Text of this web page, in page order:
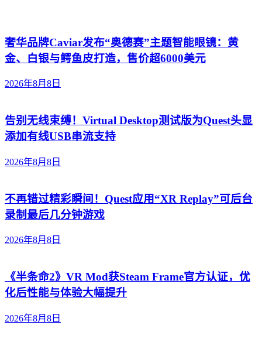
奢华品牌Caviar发布“奥德赛”主题智能眼镜：黄
金、白银与鳄鱼皮打造，售价超6000美元
2026年8月8日
告别无线束缚！Virtual Desktop测试版为Quest头显
添加有线USB串流支持
2026年8月8日
不再错过精彩瞬间！Quest应用“XR Replay”可后台
录制最后几分钟游戏
2026年8月8日
《半条命2》VR Mod获Steam Frame官方认证，优
化后性能与体验大幅提升
2026年8月8日